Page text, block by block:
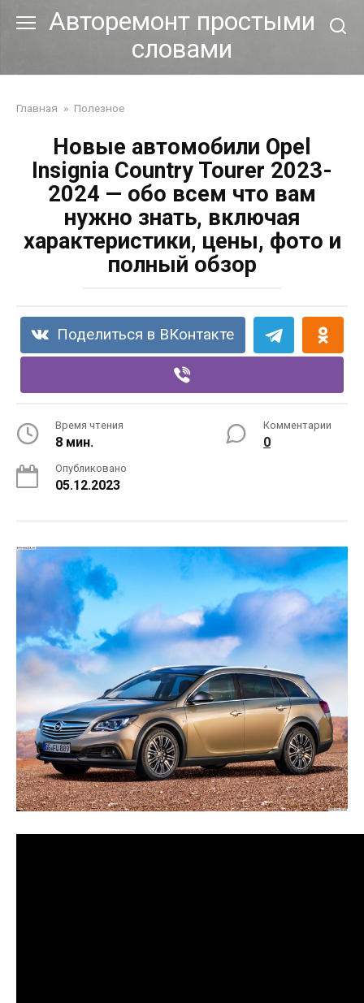
Авторемонт простыми
словами
Главная » Полезное
Новые автомобили Opel
Insignia Country Tourer 2023-
2024 — обо всем что вам
нужно знать, включая
характеристики, цены, фото и
полный обзор
Поделиться в ВКонтакте
Время чтения
8 мин.
Комментарии
0
Опубликовано
05.12.2023